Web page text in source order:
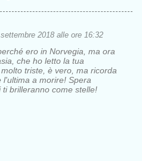
2018 alle ore 16:32
ero in Norvegia, ma ora
che ho letto la tua
triste, è vero, ma ricorda
l'ultima a morire! Spera
brilleranno come stelle!